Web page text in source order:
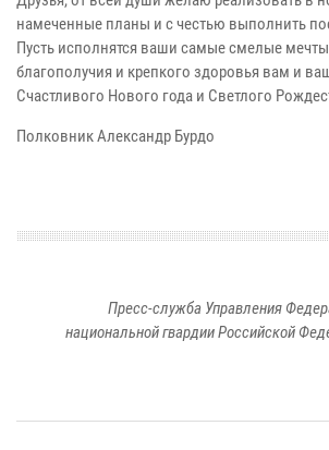
намеченные планы и с честью выполнить
Пусть исполнятся ваши самые смелые
благополучия и крепкого здоровья вам и
Счастливого Нового года и Светлого
Полковник Александр Бурдо
Пресс-служба Управления
национальной гвардии Российской